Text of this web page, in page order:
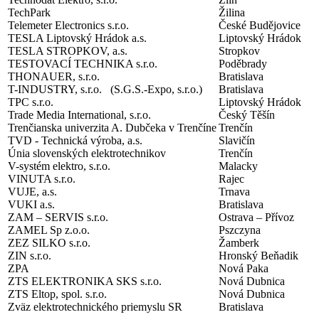
TechPark
Žilina
Telemeter Electronics s.r.o.
České Budějovice
TESLA Liptovský Hrádok a.s.
Liptovský Hrádok
TESLA STROPKOV, a.s.
Stropkov
TESTOVACÍ TECHNIKA s.r.o.
Poděbrady
THONAUER, s.r.o.
Bratislava
T-INDUSTRY, s.r.o.
(S.G.S.-Expo, s.r.o.)
Bratislava
TPC s.r.o.
Liptovský Hrádok
Trade Media International, s.r.o.
Český Těšín
Trenčianska univerzita A. Dubčeka v TrenčíneTrenčín
TVD - Technická výroba, a.s.
Slavičín
Únia slovenských elektrotechnikov
Trenčín
V-systém elektro, s.r.o.
Malacky
VINUTA s.r.o.
Rajec
VUJE, a.s.
Trnava
VUKI a.s.
Bratislava
ZAM – SERVIS s.r.o.
Ostrava – Přívoz
ZAMEL Sp z.o.o.
Pszczyna
ZEZ SILKO s.r.o.
Žamberk
ZIN s.r.o.
Hronský Beňadik
ZPA
Nová Paka
ZTS ELEKTRONIKA SKS s.r.o.
Nová Dubnica
ZTS Eltop, spol. s.r.o.
Nová Dubnica
Zväz elektrotechnického priemyslu SR
Bratislava